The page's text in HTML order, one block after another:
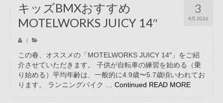
3
4月 2026
キッズBMXおすすめ
MOTELWORKS JUICY 14″
この春、オススメの「MOTELWORKS JUICY 14″」をご紹
介させていただきます。 子供が自転車の練習を始める（乗
り始める）平均年齢は、一般的に4.9歳〜5.7歳頃いわれてお
ります。 ランニングバイク … Continued READ MORE